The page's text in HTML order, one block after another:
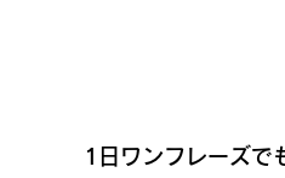
1日ワンフレーズで